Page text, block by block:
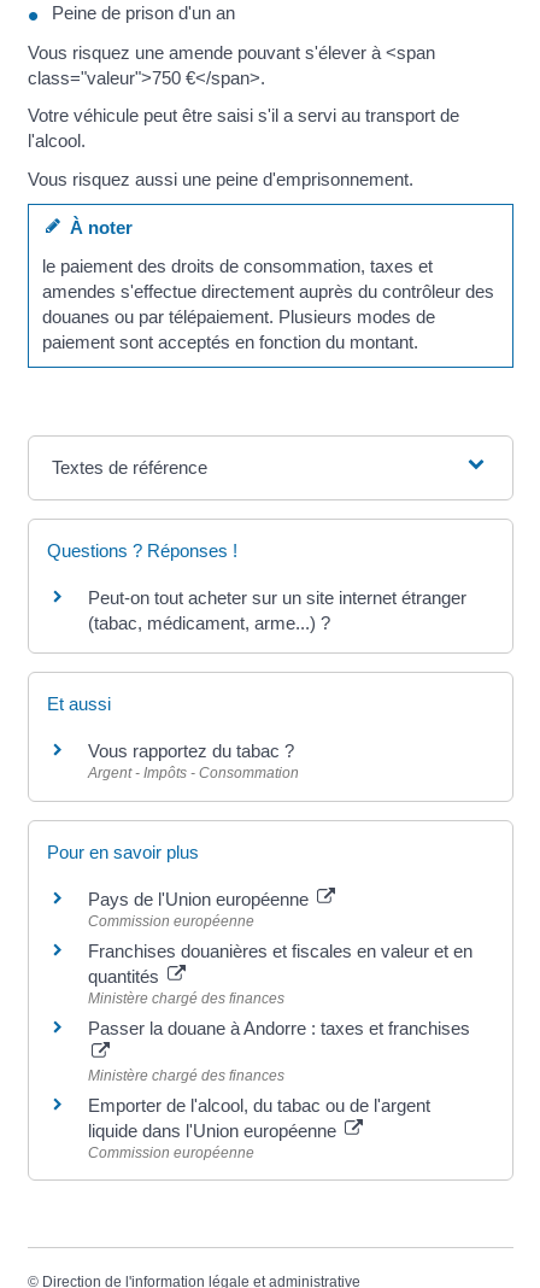
Peine de prison d'un an
Vous risquez une amende pouvant s'élever à <span
class="valeur">750 €</span>.
Votre véhicule peut être saisi s'il a servi au transport de
l'alcool.
Vous risquez aussi une peine d'emprisonnement.
À noter
le paiement des droits de consommation, taxes et
amendes s'effectue directement auprès du contrôleur des
douanes ou par télépaiement. Plusieurs modes de
paiement sont acceptés en fonction du montant.
Textes de référence
Questions ? Réponses !
Peut-on tout acheter sur un site internet étranger
(tabac, médicament, arme...) ?
Et aussi
Vous rapportez du tabac ?
Argent - Impôts - Consommation
Pour en savoir plus
Pays de l'Union européenne
Commission européenne
Franchises douanières et fiscales en valeur et en
quantités
Ministère chargé des finances
Passer la douane à Andorre : taxes et franchises
Ministère chargé des finances
Emporter de l'alcool, du tabac ou de l'argent
liquide dans l'Union européenne
Commission européenne
© Direction de l'information légale et administrative